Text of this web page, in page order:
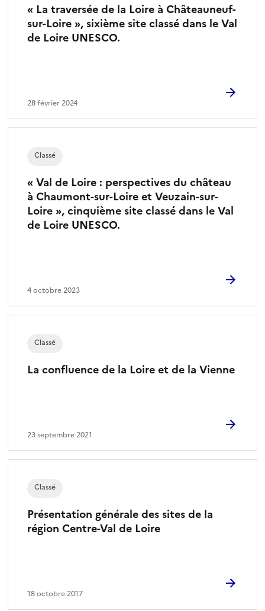
« La traversée de la Loire à Châteauneuf-
sur-Loire », sixième site classé dans le Val
de Loire UNESCO.
28 février 2024
« Val de Loire : perspectives du château
à Chaumont-sur-Loire et Veuzain-sur-
Loire », cinquième site classé dans le Val
de Loire UNESCO.
Classé
4 octobre 2023
La confluence de la Loire et de la Vienne
Classé
23 septembre 2021
Présentation générale des sites de la
région Centre-Val de Loire
Classé
18 octobre 2017